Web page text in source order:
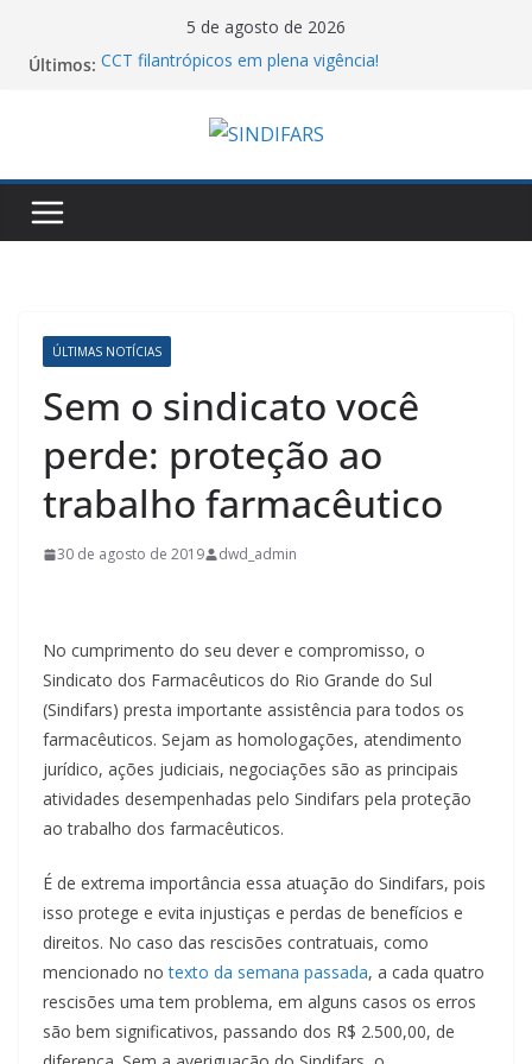
5 de agosto de 2026
Últimos: CCT filantrópicos em plena vigência!
Assistência Farmacêutica
Cartilha do MTE sobre atos antissindicais!
Piso salarial farmacêutico: por que comparar
ÚLTIMAS NOTÍCIAS
Sem o sindicato você
perde: proteção ao
trabalho farmacêutico
30 de agosto de 2019 dwd_admin
No cumprimento do seu dever e compromisso, o
Sindicato dos Farmacêuticos do Rio Grande do Sul
(Sindifars) presta importante assistência para todos os
farmacêuticos. Sejam as homologações, atendimento
jurídico, ações judiciais, negociações são as principais
atividades desempenhadas pelo Sindifars pela proteção
ao trabalho dos farmacêuticos.
É de extrema importância essa atuação do Sindifars, pois
isso protege e evita injustiças e perdas de benefícios e
direitos. No caso das rescisões contratuais, como
mencionado notexto da semana passada, a cada quatro
rescisões uma tem problema, em alguns casos os erros
são bem significativos, passando dos R$ 2.500,00, de